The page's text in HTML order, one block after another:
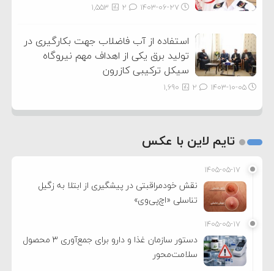
۱۴۰۳-۰۶-۲۷ 1,553
استفاده از آب فاضلاب جهت بکارگیری در
تولید برق یکی از اهداف مهم نیروگاه
سیکل ترکیبی کازرون
۱۴۰۳-۱۰-۰۵ 1,690
تایم لاین با عکس
۱۴۰۵-۰۵-۱۷
نقش خودمراقبتی در پیشگیری از ابتلا به زگیل
تناسلی «اچ‌پی‌وی»
۱۴۰۵-۰۵-۱۷
دستور سازمان غذا و دارو برای جمع‌آوری ۳ محصول
سلامت‌محور